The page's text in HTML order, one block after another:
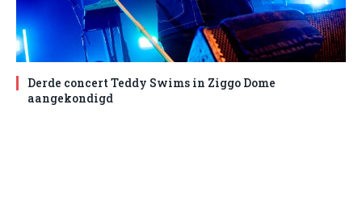
Derde concert Teddy Swims in Ziggo Dome
aangekondigd